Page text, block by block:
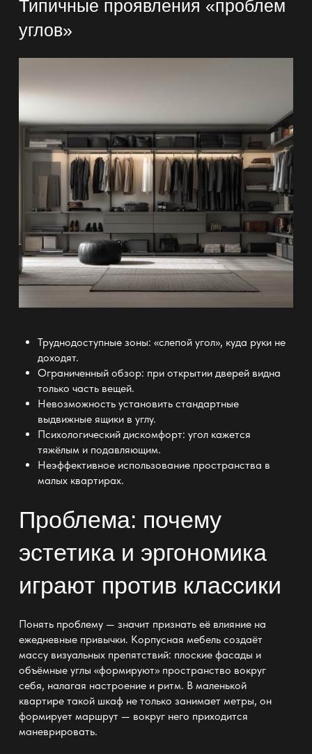
Типичные проявления «проблем
углов»
Труднодоступные зоны: «слепой угол», куда руки не
доходят.
Ограниченный обзор: при открытии дверей видна
только часть вещей.
Невозможность установить стандартные
выдвижные ящики в углу.
Психологический дискомфорт: угол кажется
тяжёлым и подавляющим.
Неэффективное использование пространства в
малых квартирах.
Проблема: почему
эстетика и эргономика
играют против классики
Понять проблему — значит признать её влияние на
ежедневные привычки. Корпусная мебель создаёт
массу визуальных препятствий: плоские фасады и
объёмные углы «формируют» пространство вокруг
себя, налагая настроение и ритм. В маленькой
квартире такой шкаф не только занимает метры, он
формирует маршрут — вокруг него приходится
маневрировать.